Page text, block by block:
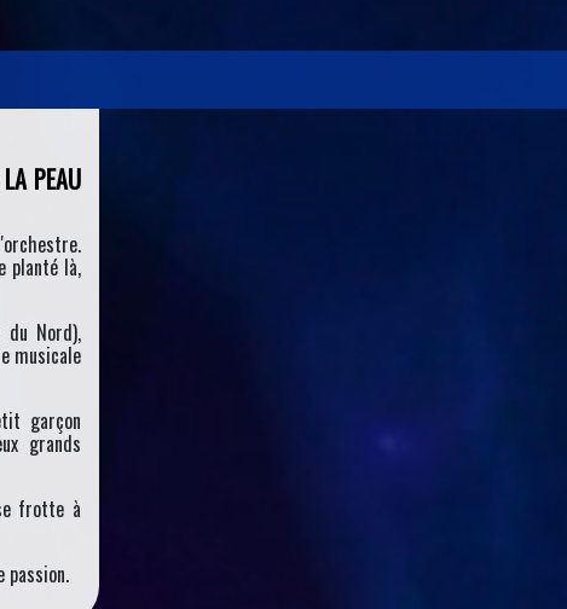
PEAU
planté là,
du Nord),
musicale
garçon
grands
frotte à
passion.